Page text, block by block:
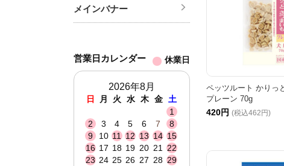
ペッツルート かりっ
プレーン 70g
420円 (税込462円)
メインバナー
営業日カレンダー 休業日
2026年8月
日 月 火 水 木 金
土
1
2
3 4 5 6 7
8
9
10 11 12 13 14 15
16 17 18 19 20 21 22
23 24 25 26 27 28 29